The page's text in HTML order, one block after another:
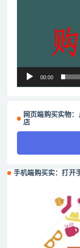
00:00
网页端购买实物
店
手机端购买实：打开